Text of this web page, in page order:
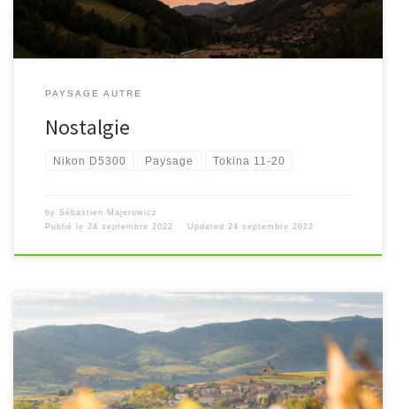
PAYSAGE AUTRE
Nostalgie
Nikon D5300 Paysage Tokina 11-20
by Sébastien Majerowicz
Publié le 24 septembre 2022 Updated 24 septembre 2022